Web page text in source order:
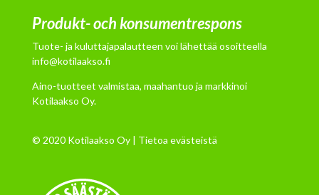
Produkt- och konsumentrespons
Tuote- ja kuluttajapalautteen voi lähettää osoitteella
info@kotilaakso.fi
Aino-tuotteet valmistaa, maahantuo ja markkinoi
Kotilaakso Oy.
© 2020 Kotilaakso Oy | Tietoa evästeistä